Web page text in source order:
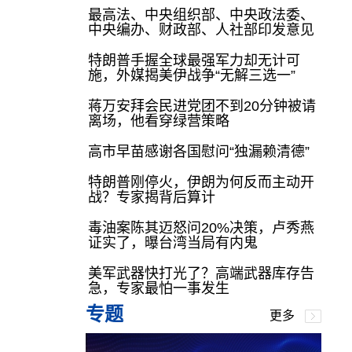
最高法、中央组织部、中央政法委、
中央编办、财政部、人社部印发意见
特朗普手握全球最强军力却无计可
施，外媒揭美伊战争“无解三选一”
蒋万安拜会民进党团不到20分钟被请
离场，他看穿绿营策略
高市早苗感谢各国慰问“独漏赖清德”
特朗普刚停火，伊朗为何反而主动开
战？专家揭背后算计
毒油案陈其迈怒问20%决策，卢秀燕
证实了，曝台湾当局有内鬼
美军武器快打光了？高端武器库存告
急，专家最怕一事发生
专题 更多